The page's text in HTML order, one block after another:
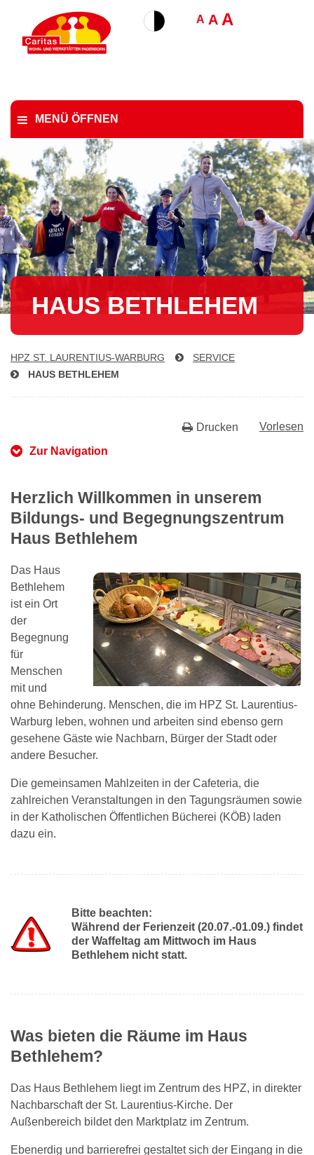
A A A
MENÜ ÖFFNEN
HAUS BETHLEHEM
HPZ ST. LAU­REN­TI­US-WAR­BURG
SERVICE
HAUS BETHLEHEM
Vorlesen
Drucken
Zur Navigation
Herzlich Willkommen in unserem
Bildungs- und Begegnungszentrum
Haus Bethlehem
Das Haus
Bethlehem
ist ein Ort
der
Begegnung
für
Menschen
mit und
ohne Behinderung. Menschen, die im HPZ St. Laurentius-
Warburg leben, wohnen und arbeiten sind ebenso gern
gesehene Gäste wie Nachbarn, Bürger der Stadt oder
andere Besucher.
Die gemeinsamen Mahlzeiten in der Cafeteria, die
zahlreichen Veranstaltungen in den Tagungsräumen sowie
in der Katholischen Öffentlichen Bücherei (KÖB) laden
dazu ein.
Bitte beachten:
Während der Ferienzeit (20.07.-01.09.) findet
der Waffeltag am Mittwoch im Haus
Bethlehem nicht statt.
Was bieten die Räume im Haus
Bethlehem?
Das Haus Bethlehem liegt im Zentrum des HPZ, in direkter
Nachbarschaft der St. Laurentius-Kirche. Der
Außenbereich bildet den Marktplatz im Zentrum.
Ebenerdig und barrierefrei gestaltet sich der Eingang in die